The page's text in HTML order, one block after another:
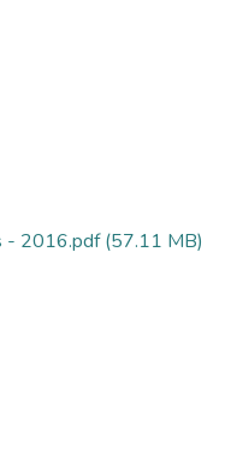
- 2016.pdf(57.11 MB)